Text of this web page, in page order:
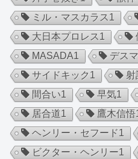
ミル・マスカラス1
大日本プロレス1
MASADA1 デス
サイドキック1 射
間合い1 早気1
居合道1 鷹木信悟
ヘンリー・セフード1
ビクター・ヘンリー1